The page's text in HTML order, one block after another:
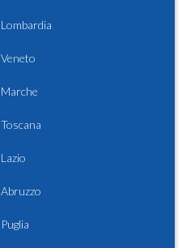
Lombardia
Veneto
Marche
Toscana
Lazio
Abruzzo
Puglia